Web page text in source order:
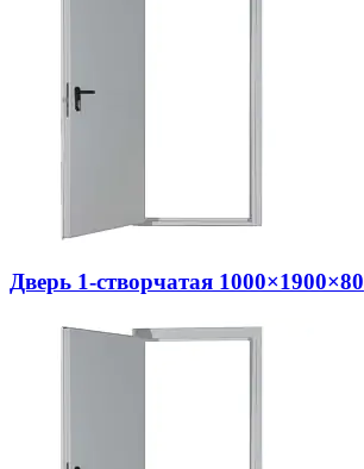
Дверь 1-створчатая 1000×1900×80